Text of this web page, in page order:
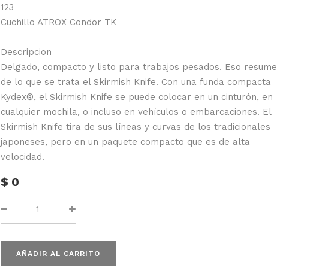
123
Cuchillo ATROX Condor TK
Descripcion
Delgado, compacto y listo para trabajos pesados. Eso resume
de lo que se trata el Skirmish Knife. Con una funda compacta
Kydex®, el Skirmish Knife se puede colocar en un cinturón, en
cualquier mochila, o incluso en vehículos o embarcaciones. El
Skirmish Knife tira de sus líneas y curvas de los tradicionales
japoneses, pero en un paquete compacto que es de alta
velocidad.
$ 0
AÑADIR AL CARRITO